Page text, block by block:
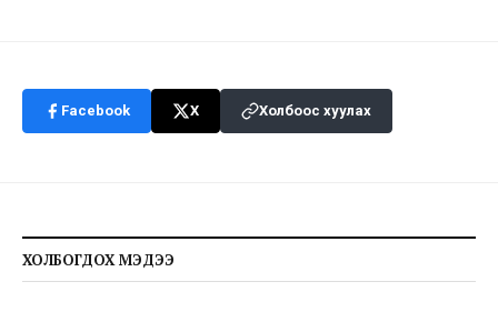
Facebook X Холбоос хуулах
ХОЛБОГДОХ МЭДЭЭ